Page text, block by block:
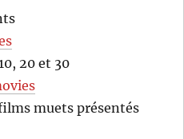
20 et 30
muets présentés